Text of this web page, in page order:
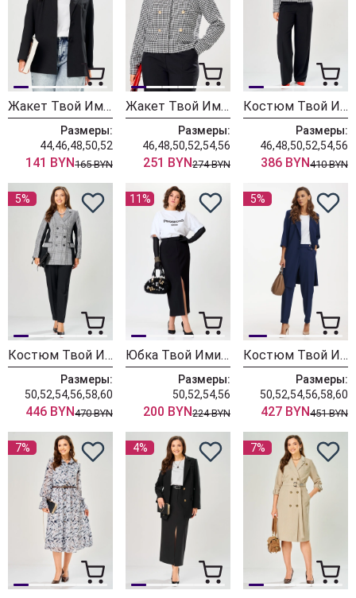
Жакет Твой Имидж 2558 черный
Размеры:
44,46,48,50,52
141 BYN165 BYN
Жакет Твой Имидж 2557 черно-белый
Размеры:
46,48,50,52,54,56
251 BYN274 BYN
Костюм Твой Имидж 2490 черно-белый
Размеры:
46,48,50,52,54,56
386 BYN410 BYN
5%
Костюм Твой Имидж 2445 черно-белый
Размеры:
50,52,54,56,58,60
446 BYN470 BYN
11%
Юбка Твой Имидж 2442 черный
Размеры:
50,52,54,56
200 BYN224 BYN
5%
Костюм Твой Имидж 2520 синий
Размеры:
50,52,54,56,58,60
427 BYN451 BYN
7% 4% 7%